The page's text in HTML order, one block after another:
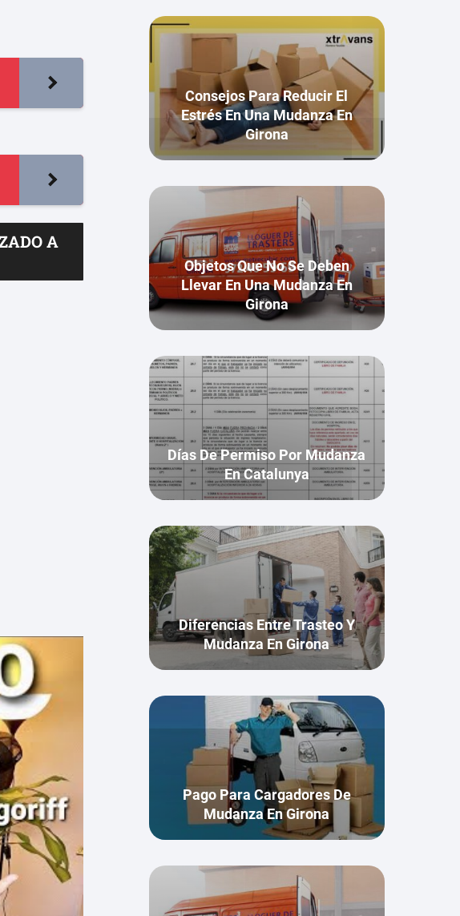
A
Consejos Para Reducir El
Estrés En Una Mudanza En
Girona
Objetos Que No Se Deben
Llevar En Una Mudanza En
Girona
Días De Permiso Por Mudanza
En Catalunya
Diferencias Entre Trasteo Y
Mudanza En Girona
Pago Para Cargadores De
Mudanza En Girona